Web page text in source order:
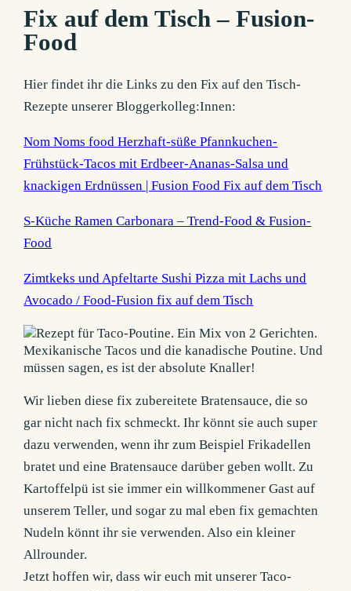
Fix auf dem Tisch – Fusion-
Food
Hier findet ihr die Links zu den Fix auf den Tisch-
Rezepte unserer Bloggerkolleg:Innen:
Nom Noms food Herzhaft-süße Pfannkuchen-
Frühstück-Tacos mit Erdbeer-Ananas-Salsa und
knackigen Erdnüssen | Fusion Food Fix auf dem Tisch
S-Küche Ramen Carbonara – Trend-Food & Fusion-
Food
Zimtkeks und Apfeltarte Sushi Pizza mit Lachs und
Avocado / Food-Fusion fix auf dem Tisch
Wir lieben diese fix zubereitete Bratensauce, die so
gar nicht nach fix schmeckt. Ihr könnt sie auch super
dazu verwenden, wenn ihr zum Beispiel Frikadellen
bratet und eine Bratensauce darüber geben wollt. Zu
Kartoffelpü ist sie immer ein willkommener Gast auf
unserem Teller, und sogar zu mal eben fix gemachten
Nudeln könnt ihr sie verwenden. Also ein kleiner
Allrounder.
Jetzt hoffen wir, dass wir euch mit unserer Taco-